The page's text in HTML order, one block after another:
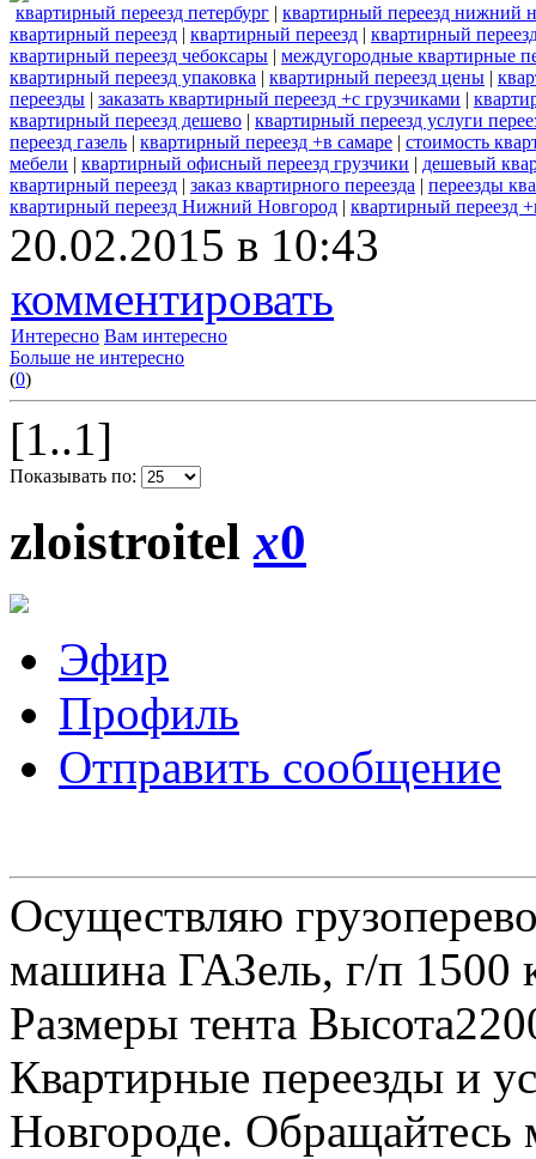
квартирный переезд петербург | квартирный переезд нижний
квартирный переезд | квартирный переезд | квартирный
квартирный переезд чебоксары | междугородные квартирные
квартирный переезд упаковка | квартирный переезд цены |
переезды | заказать квартирный переезд +с грузчиками |
квартирный переезд дешево | квартирный переезд услуги
переезд газель | квартирный переезд +в самаре | стоимость
мебели | квартирный офисный переезд грузчики | дешевый
квартирный переезд | заказ квартирного переезда | переезды
квартирный переезд Нижний Новгород | квартирный переезд
20.02.2015 в 10:43
комментировать
Интересно Вам интересно
Больше не интересно
(0)
[1..1]
Показывать по:
zloistroitelx0
Эфир
Профиль
Отправить сообщение
Осуществляю
машина ГАЗель, г/п 1500
Размеры тента
Квартирные переезды и
Новгороде.